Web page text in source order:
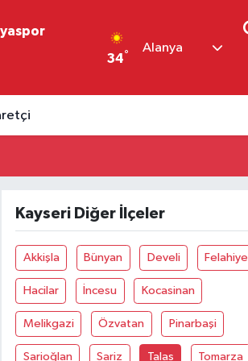
34°
Alanya
Kayseri Diğer İlçeler
Akkişla Bünyan Develi Felahiye
Hacilar İncesu Kocasinan
Melikgazi Özvatan Pinarbaşi
Sarioğlan Sariz Talas Tomarza